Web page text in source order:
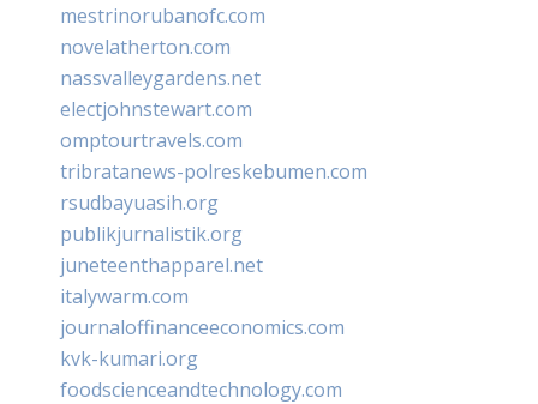
mestrinorubanofc.com
novelatherton.com
nassvalleygardens.net
electjohnstewart.com
omptourtravels.com
tribratanews-polreskebumen.com
rsudbayuasih.org
publikjurnalistik.org
juneteenthapparel.net
italywarm.com
journaloffinanceeconomics.com
kvk-kumari.org
foodscienceandtechnology.com